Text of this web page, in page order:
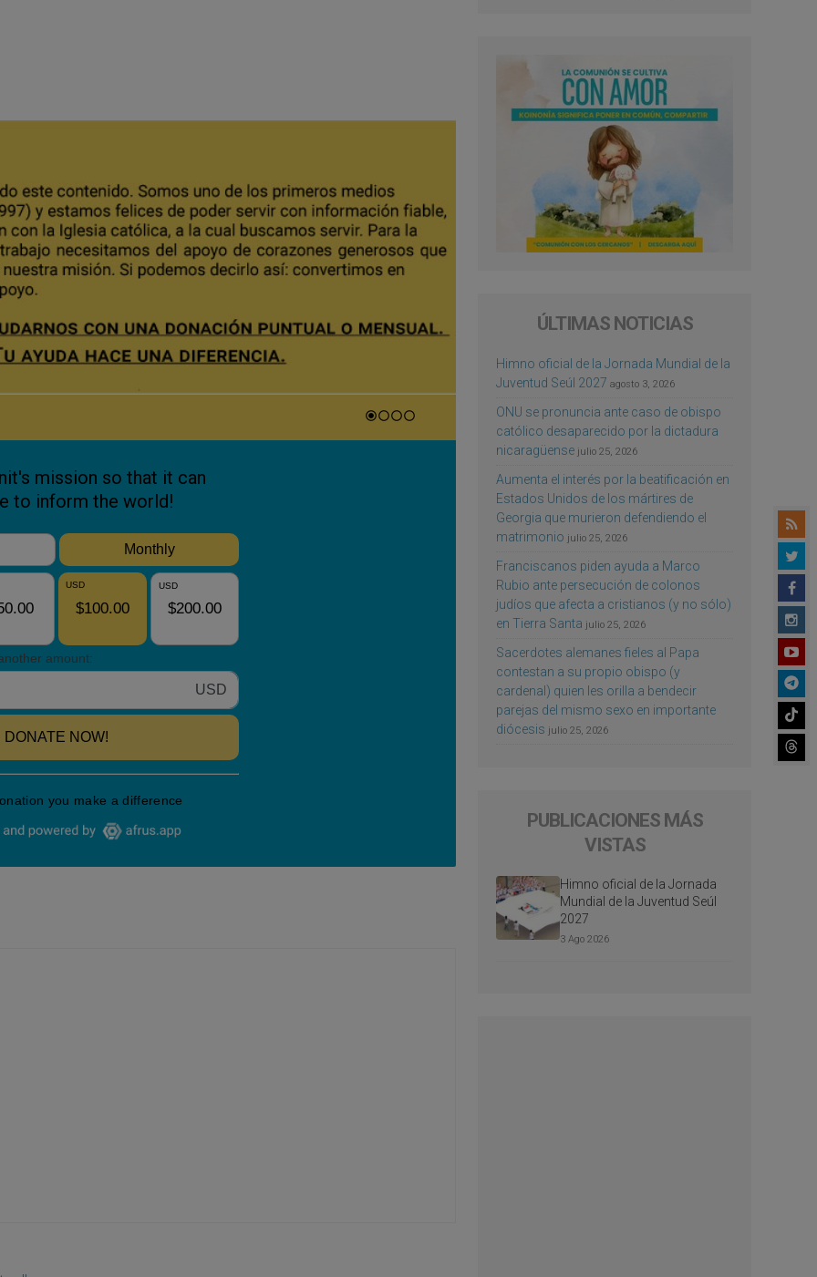
ÚLTIMAS NOTICIAS
Himno oficial de la Jornada Mundial de la
Juventud Seúl 2027 agosto 3, 2026
ONU se pronuncia ante caso de obispo
católico desaparecido por la dictadura
nicaragüense julio 25, 2026
Aumenta el interés por la beatificación en
Estados Unidos de los mártires de
Georgia que murieron defendiendo el
matrimonio julio 25, 2026
Franciscanos piden ayuda a Marco
Rubio ante persecución de colonos
judíos que afecta a cristianos (y no sólo)
en Tierra Santa julio 25, 2026
Sacerdotes alemanes fieles al Papa
contestan a su propio obispo (y
cardenal) quien les orilla a bendecir
parejas del mismo sexo en importante
diócesis julio 25, 2026
PUBLICACIONES MÁS
VISTAS
Himno oficial de la Jornada
Mundial de la Juventud Seúl
2027
3 Ago 2026